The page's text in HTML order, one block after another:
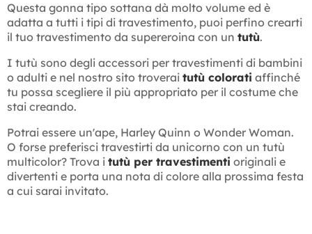
Questa gonna tipo sottana dà molto volume ed è
adatta a tutti i tipi di travestimento, puoi perfino crearti
il tuo travestimento da supereroina con un tutù.
I tutù sono degli accessori per travestimenti di bambini
o adulti e nel nostro sito troverai tutù colorati affinché
tu possa scegliere il più appropriato per il costume che
stai creando.
Potrai essere un'ape, Harley Quinn o Wonder Woman.
O forse preferisci travestirti da unicorno con un tutù
multicolor? Trova i tutù per travestimenti originali e
divertenti e porta una nota di colore alla prossima festa
a cui sarai invitato.